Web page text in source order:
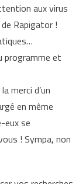
aux virus
Rapigator !
programme et
merci d’un
en même
eux se
! Sympa, non